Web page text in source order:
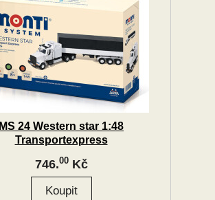
MS 24 Western star 1:48
Transportexpress
746.00Kč